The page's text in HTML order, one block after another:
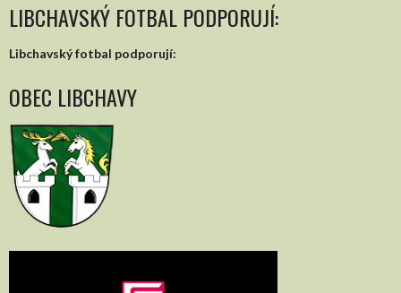
LIBCHAVSKÝ FOTBAL PODPORUJÍ:
Libchavský fotbal podporují:
OBEC LIBCHAVY